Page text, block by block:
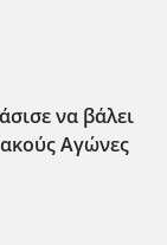
να βάλει
Αγώνες